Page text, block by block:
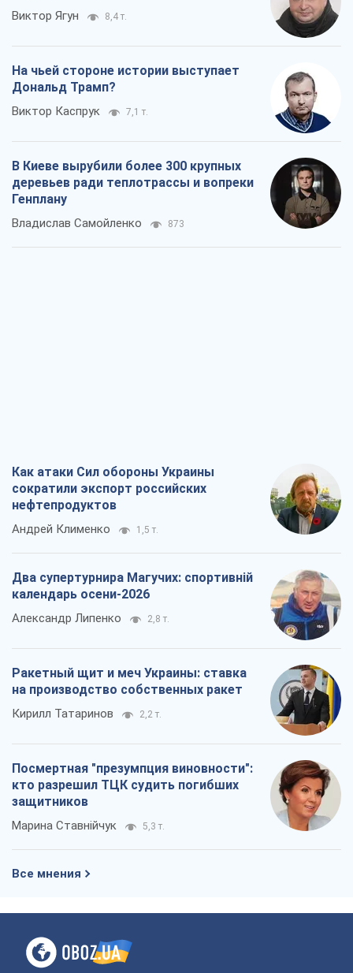
Виктор Ягун 8,4 т.
На чьей стороне истории выступает
Дональд Трамп?
Виктор Каспрук 7,1 т.
В Киеве вырубили более 300 крупных
деревьев ради теплотрассы и вопреки
Генплану
Владислав Самойленко 873
Как атаки Сил обороны Украины
сократили экспорт российских
нефтепродуктов
Андрей Клименко 1,5 т.
Два супертурнира Магучих: спортивній
календарь осени-2026
Александр Липенко 2,8 т.
Ракетный щит и меч Украины: ставка
на производство собственных ракет
Кирилл Татаринов 2,2 т.
Посмертная "презумпция виновности":
кто разрешил ТЦК судить погибших
защитников
Марина Ставнійчук 5,3 т.
Все мнения